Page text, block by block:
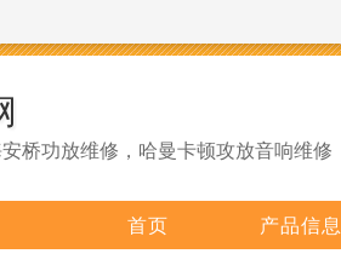
桥功放维修，哈曼卡顿攻放音响维修
首页 产品信息